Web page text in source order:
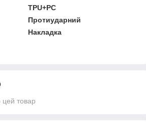
TPU+PC
Протиударний
Накладка
цей товар